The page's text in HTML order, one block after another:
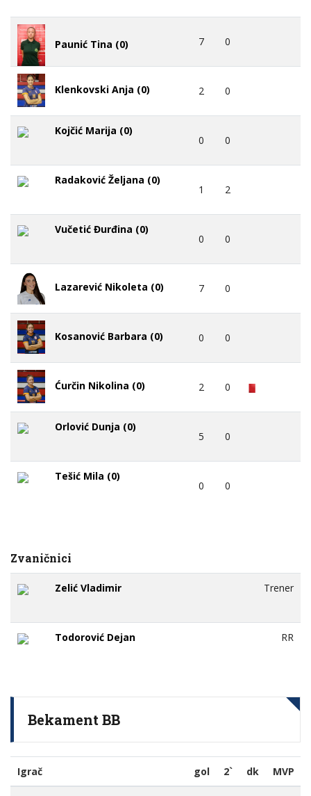
Paunić Tina (0) 7 0
Klenkovski Anja (0) 2 0
Kojčić Marija (0)
0 0
Radaković Željana (0)
1 2
Vučetić Đurđina (0)
0 0
Lazarević Nikoleta (0) 7 0
Kosanović Barbara (0) 0 0
Ćurčin Nikolina (0) 2 0
Orlović Dunja (0)
5 0
Tešić Mila (0)
0 0
Zvaničnici
Zelić Vladimir Trener
Todorović Dejan RR
Bekament BB
Igrač gol 2` dk MVP